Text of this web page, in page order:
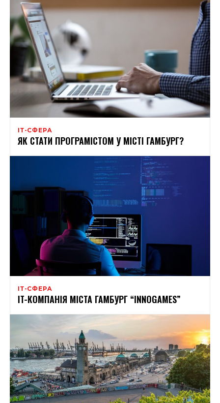
ІТ-СФЕРА
ЯК СТАТИ ПРОГРАМІСТОМ У МІСТІ ГАМБУРГ?
ІТ-СФЕРА
IT-КОМПАНІЯ МІСТА ГАМБУРГ “INNOGAMES”